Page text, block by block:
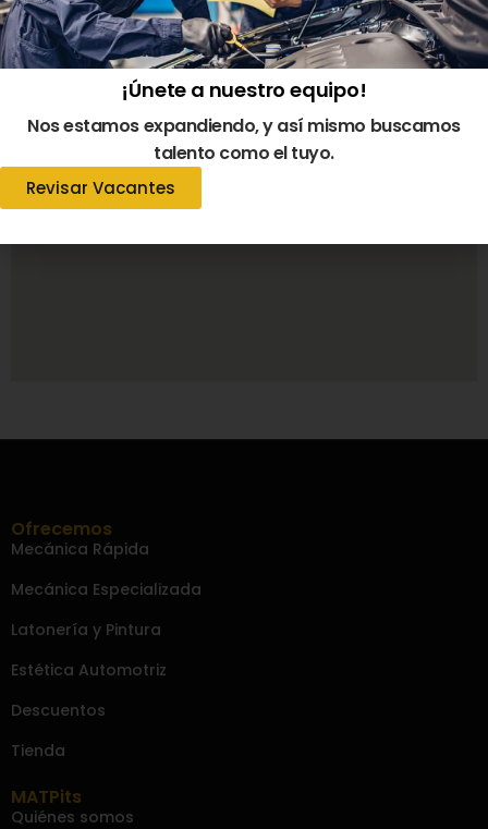
Nuestra Ubicación
Ofrecemos
Mecánica Rápida
Mecánica Especializada
Latonería y Pintura
Estética Automotriz
Descuentos
Tienda
MATPits
Quiénes somos
¡Únete a nuestro equipo!
Nos estamos expandiendo, y así mismo buscamos
talento como el tuyo.
Revisar Vacantes